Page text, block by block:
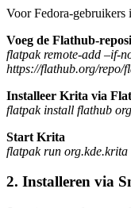
Voor Fedora-gebruikers
Voeg de Flathub-
flatpak remote-add –if-
https://flathub.org/repo/
Installeer Krita via
flatpak install flathub
Start Krita
flatpak run org.kde.krita
2. Installeren via